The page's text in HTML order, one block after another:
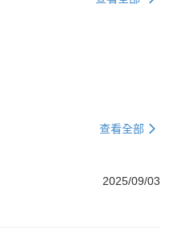
查看全部
2025/09/03